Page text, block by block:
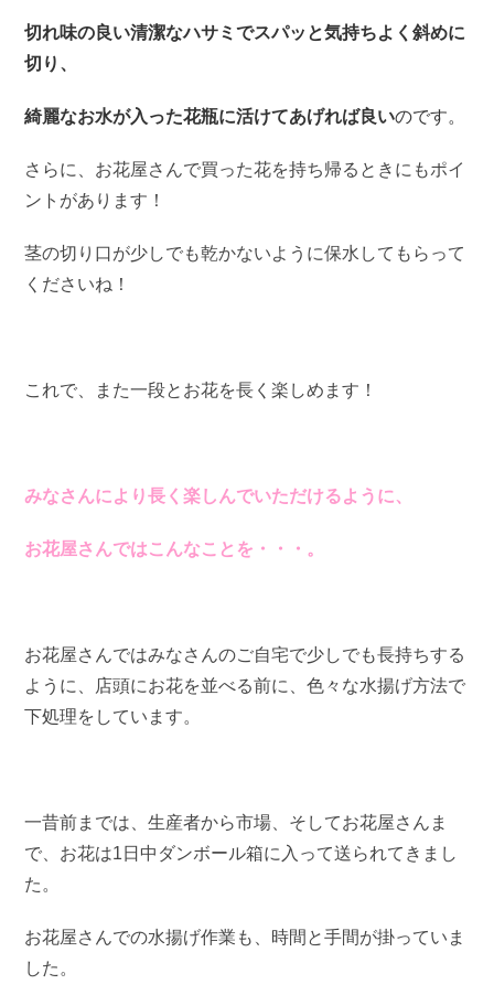
切れ味の良い清潔なハサミでスパッと気持ちよく斜めに
切り、
綺麗なお水が入った花瓶に活けてあげれば良いのです。
さらに、お花屋さんで買った花を持ち帰るときにもポイ
ントがあります！
茎の切り口が少しでも乾かないように保水してもらって
くださいね！
これで、また一段とお花を長く楽しめます！
みなさんにより長く楽しんでいただけるように、
お花屋さんではこんなことを・・・。
お花屋さんではみなさんのご自宅で少しでも長持ちする
ように、店頭にお花を並べる前に、色々な水揚げ方法で
下処理をしています。
一昔前までは、生産者から市場、そしてお花屋さんま
で、お花は1日中ダンボール箱に入って送られてきまし
た。
お花屋さんでの水揚げ作業も、時間と手間が掛っていま
した。